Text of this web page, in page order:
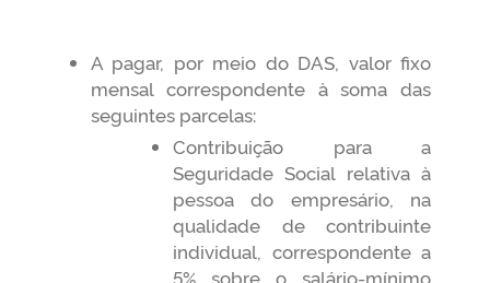
A pagar, por meio do DAS, valor fixo
mensal correspondente à soma das
seguintes parcelas:
Contribuição para a
Seguridade Social relativa à
pessoa do empresário, na
qualidade de contribuinte
individual, correspondente a
5% sobre o salário-mínimo